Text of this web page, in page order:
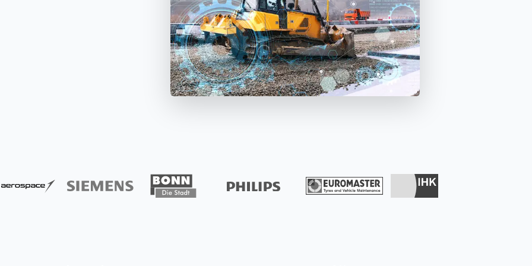
Echtzeit. Bluetooth und GPS-
Tracker machen es möglich.
sicherstellen und Einsatzplanung
effizient verwalten.
Entdecken Sie, wie Sie Ihre bestehenden Systeme
via Schnittstellen integrieren können.
Isar Aerospace
Alle Erfolgsgeschichten